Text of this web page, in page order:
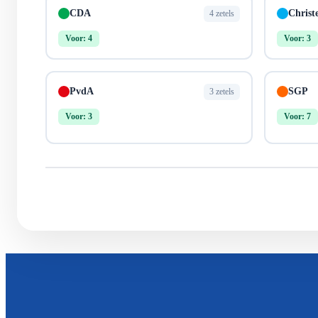
CDA 4 zetels
Voor: 4 Voor: 3
PvdA 3 zetels
Voor: 3
SGP
Voor: 7